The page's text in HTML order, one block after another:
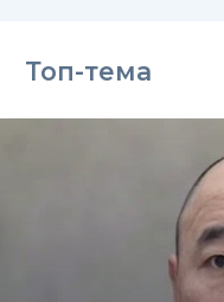
Топ-тема